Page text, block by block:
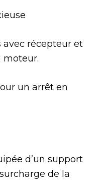
avec récepteur et
moteur.
un arrêt en
d’un support
de la